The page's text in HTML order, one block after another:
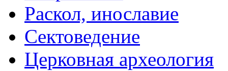
Раскол, инославие
Сектоведение
Церковная археология